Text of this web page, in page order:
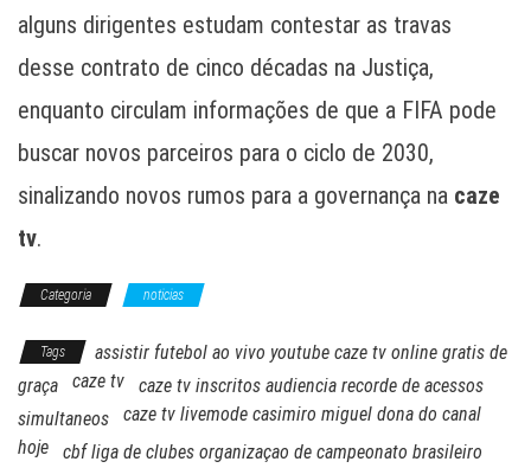
alguns dirigentes estudam contestar as travas
desse contrato de cinco décadas na Justiça,
enquanto circulam informações de que a FIFA pode
buscar novos parceiros para o ciclo de 2030,
sinalizando novos rumos para a governança na caze
tv.
Categoria noticias
Tags
assistir futebol ao vivo youtube caze tv online gratis de
graça
caze tv
caze tv inscritos audiencia recorde de acessos
simultaneos
caze tv livemode casimiro miguel dona do canal
hoje
cbf liga de clubes organizaçao de campeonato brasileiro